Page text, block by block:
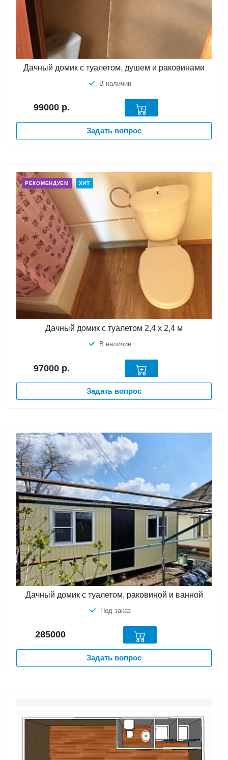
Дачный домик с туалетом, душем и раковинами
В наличии
99000 р.
Задать вопрос
РЕКОМЕНДУЕМ ХИТ
Дачный домик с туалетом 2,4 х 2,4 м
В наличии
97000 р.
Задать вопрос
Дачный домик с туалетом, раковиной и ванной
Под заказ
285000
Задать вопрос